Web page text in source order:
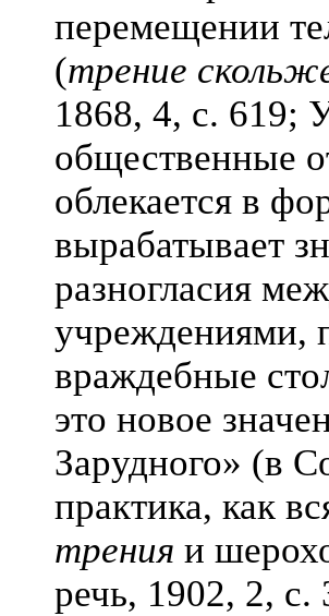
перемещении
(трение
1868, 4, с. 619;
общественные
облекается в
вырабатывает
разногласия
учреждениями,
враждебные
это новое
Зарудного» (в
практика, как
трения и
речь, 1902, 2, с.